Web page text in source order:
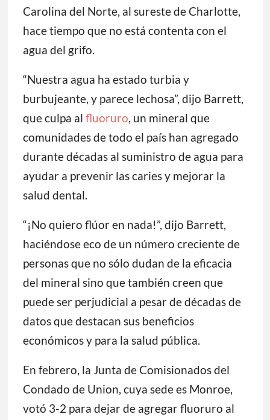
Carolina del Norte, al sureste de Charlotte,
hace tiempo que no está contenta con el
agua del grifo.
“Nuestra agua ha estado turbia y
burbujeante, y parece lechosa”, dijo Barrett,
que culpa al fluoruro, un mineral que
comunidades de todo el país han agregado
durante décadas al suministro de agua para
ayudar a prevenir las caries y mejorar la
salud dental.
“¡No quiero flúor en nada!”, dijo Barrett,
haciéndose eco de un número creciente de
personas que no sólo dudan de la eficacia
del mineral sino que también creen que
puede ser perjudicial a pesar de décadas de
datos que destacan sus beneficios
económicos y para la salud pública.
En febrero, la Junta de Comisionados del
Condado de Union, cuya sede es Monroe,
votó 3-2 para dejar de agregar fluoruro al